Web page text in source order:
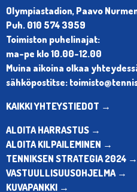
Olympiastadion, Paavo
Puh. 010 574 3959
Toimiston puhelinajat:
ma-pe klo 10.00-12.00
Muina aikoina olkaa
sähköpostitse:
KAIKKI YHTEYSTIEDOT →
ALOITA HARRASTUS →
ALOITA KILPAILEMINEN →
TENNIKSEN STRATEGIA 2024 →
VASTUULLISUUSOHJELMA →
KUVAPANKKI →